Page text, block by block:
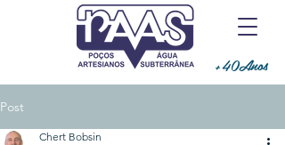
+40Anos
Post
Chert Bobsin